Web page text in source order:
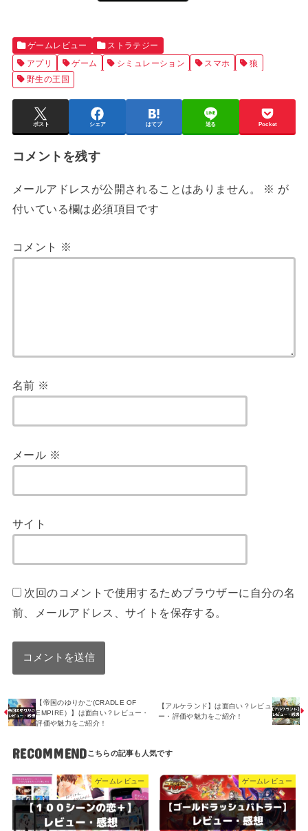
ゲームレビュー
ストラテジー
アプリ
ゲーム シミュレーション スマホ
狼
野生の王国
ポスト シェア はてブ 送る Pocket
コメントを残す
メールアドレスが公開されることはありません。 ※ が
付いている欄は必須項目です
コメント ※
名前 ※
メール ※
サイト
次回のコメントで使用するためブラウザーに自分の名
前、メールアドレス、サイトを保存する。
【帝国のゆりかご(CRADLE OF
EMPIRE）】は面白い？レビュー・
評価や魅力をご紹介！
【アルケランド】は面白い？レビュ
ー・評価や魅力をご紹介！
RECOMMEND
ゲームレビュー ゲームレビュー